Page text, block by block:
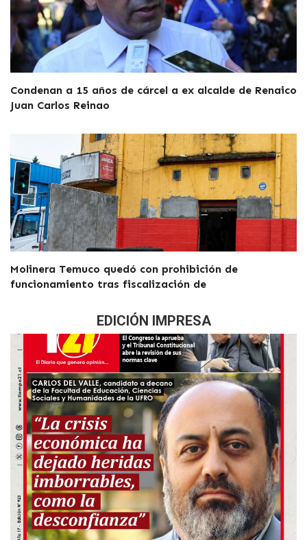
Condenan a 15 años de cárcel a ex alcalde de Renaico
Juan Carlos Reinao
Molinera Temuco quedó con prohibición de
funcionamiento tras fiscalización de
EDICIÓN IMPRESA